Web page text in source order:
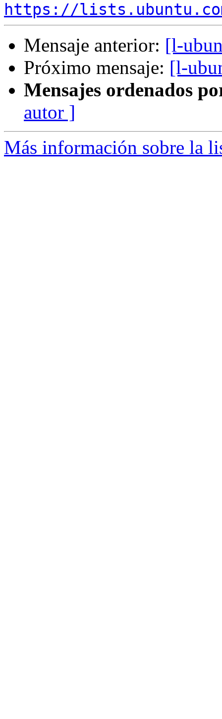
https://
Mensaje anterior: [l-
Próximo mensaje: [l-
Mensajes ordenados
autor ]
Más información sobre la